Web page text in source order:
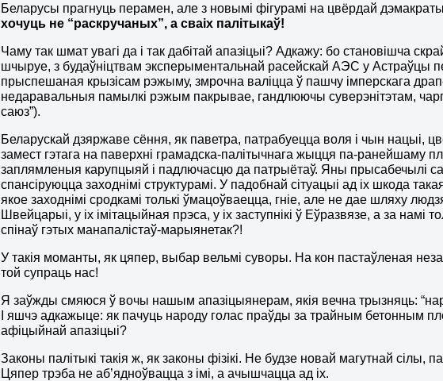
Беларусы прагнуць перамен, але з новымі фігурамі на цвёрдай
хочуць не “раскручаных”, а сваіх палітыкаў!
Чаму так шмат увагі да і так дабітай апазіцыі? Адкажу: бо становішча
шчыруе, з будаўніцтвам эксперыментальнай расейскай АЭС у Астраўцы
прыспешаная крызісам рэжыму, змрочна валіцца ў пашчу імперскага
недаравальныя памылкі рэжым пакрывае, гандлюючы суверэнітэтам,
саюз”).
Беларускай дзяржаве сёння, як паветра, патрабуецца воля і чын нацыі,
замест гэтага на паверхні грамадска-палітычнага жыцця па-ранейшаму
заплямленыя карупцыяй і падлючасцю да патрыётаў. Яны прысабечылі
спансіруюцца заходнімі структурамі. У падобнай сітуацыі ад іх шкода
якое заходнімі сродкамі толькі ўмацоўваецца, гніе, але не дае шляху
Швейцарыі, у іх імітацыйная прэса, у іх заступнікі ў Еўразвязе, а за намі
спінаў гэтых манапалістаў-марыянетак?!
У такія моманты, як цяпер, выбар вельмі суворы. На кон пастаўленая
той супраць нас!
Я заўжды смяюся ў вочы нашым апазіцыянерам, якія вечна трызняць:
І яшчэ адкажыце: як пачуць народу голас праўды за трайным бетонным
афіцыйнай апазіцыі?
Законы палітыкі такія ж, як законы фізікі. Не будзе новай магутнай сілы,
Цяпер трэба не аб’ядноўвацца з імі, а ачышчацца ад іх.